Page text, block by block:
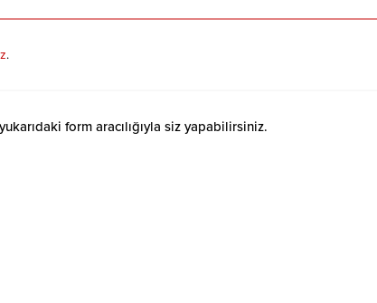
.
form aracılığıyla siz yapabilirsiniz.